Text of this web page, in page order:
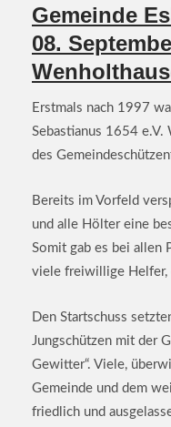
Gemeinde
08.
Erstmals nach 1997
Sebastianus 1654
des
Bereits im Vorfeld
und alle Hölter eine
Somit gab es bei allen
viele freiwillige Helfer,
Den Startschuss
Jungschützen mit der
Gewitter“. Viele,
Gemeinde und dem
friedlich und